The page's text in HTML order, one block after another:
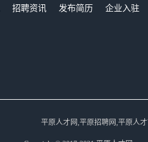
招聘资讯 发布简历 企业入驻
平原人才网,平原招聘网,平原人